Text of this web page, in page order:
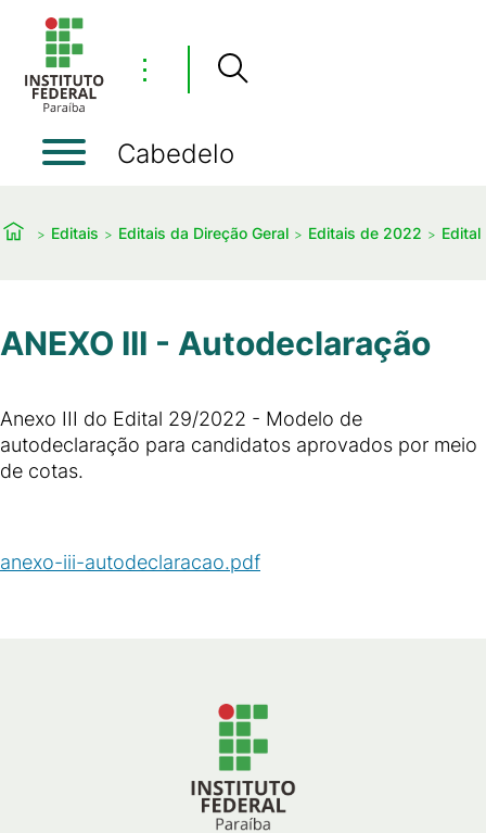
⋮
Cabedelo
Editais Editais da Direção Geral Editais de 2022
ANEXO III - Autodeclaração
Anexo III do Edital 29/2022 - Modelo de
autodeclaração para candidatos aprovados por meio
de cotas.
anexo-iii-autodeclaracao.pdf